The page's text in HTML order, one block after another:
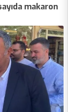
makaron